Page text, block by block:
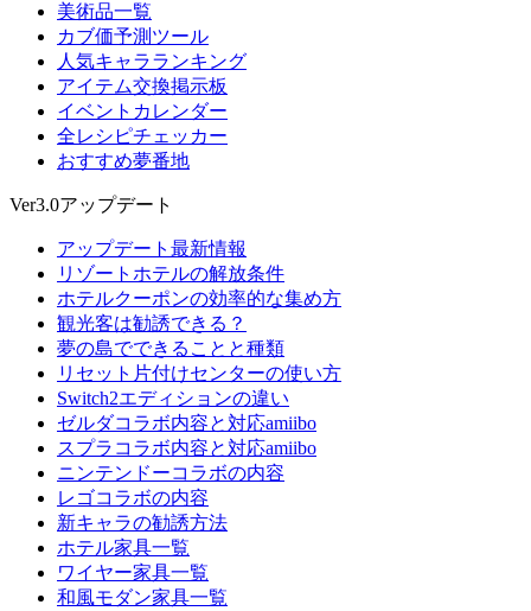
美術品一覧
カブ価予測ツール
人気キャラランキング
アイテム交換掲示板
イベントカレンダー
全レシピチェッカー
おすすめ夢番地
Ver3.0アップデート
アップデート最新情報
リゾートホテルの解放条件
ホテルクーポンの効率的な集め方
観光客は勧誘できる？
夢の島でできることと種類
リセット片付けセンターの使い方
Switch2エディションの違い
ゼルダコラボ内容と対応amiibo
スプラコラボ内容と対応amiibo
ニンテンドーコラボの内容
レゴコラボの内容
新キャラの勧誘方法
ホテル家具一覧
ワイヤー家具一覧
和風モダン家具一覧